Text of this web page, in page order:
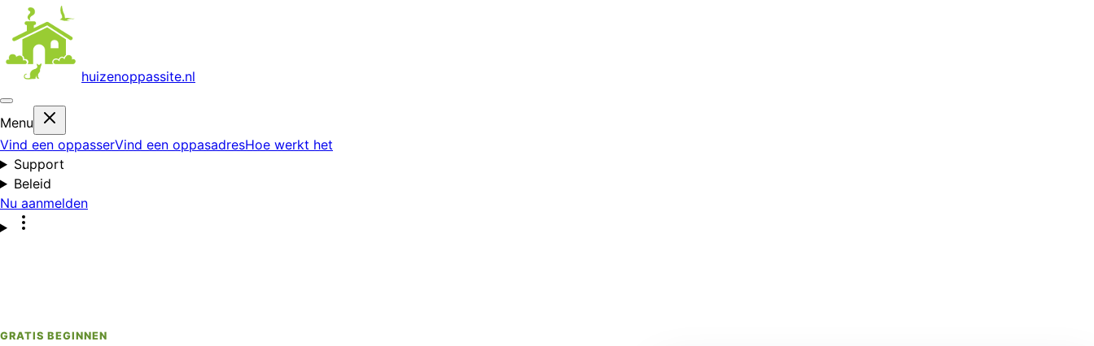
huizenoppassite.nl
Menu
Vind een oppasserVind een oppasadresHoe werkt het
Support
Beleid
Nu aanmelden
GRATIS BEGINNEN